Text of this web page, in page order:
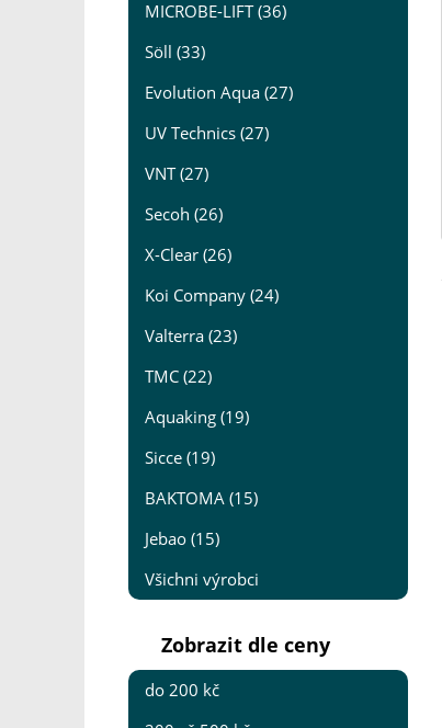
MICROBE-LIFT (36)
Söll (33)
Evolution Aqua (27)
UV Technics (27)
VNT (27)
Secoh (26)
X-Clear (26)
Koi Company (24)
Valterra (23)
TMC (22)
Aquaking (19)
Sicce (19)
BAKTOMA (15)
Jebao (15)
Všichni výrobci
Zobrazit dle ceny
do 200 kč